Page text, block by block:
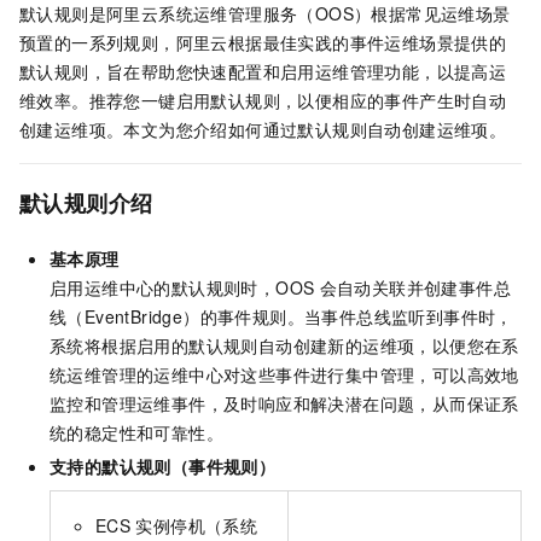
默认规则是阿里云系统运维管理服务（OOS）根据常见运维场景
预置的一系列规则，阿里云根据最佳实践的事件运维场景提供的
默认规则，旨在帮助您快速配置和启用运维管理功能，以提高运
维效率。推荐您一键启用默认规则，以便相应的事件产生时自动
创建运维项。本文为您介绍如何通过默认规则自动创建运维项。
默认规则介绍
基本原理
启用运维中心的默认规则时，OOS 会自动关联并创建事件总
线（EventBridge）的事件规则。当事件总线监听到事件时，
系统将根据启用的默认规则自动创建新的运维项，以便您在系
统运维管理的运维中心对这些事件进行集中管理，可以高效地
监控和管理运维事件，及时响应和解决潜在问题，从而保证系
统的稳定性和可靠性。
支持的默认规则（事件规则）
ECS 实例停机（系统